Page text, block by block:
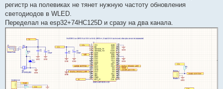
регистр на полевиках не тянет нужную частоту обновления
светодиодов в WLED.
Переделал на esp32+74HC125D и сразу на два канала.